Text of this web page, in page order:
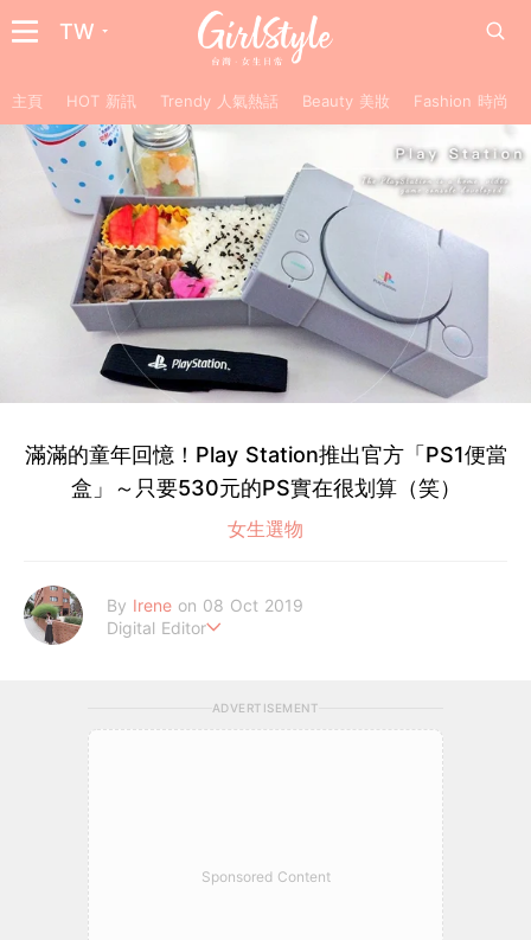
TW
主頁 HOT 新訊 Trendy 人氣熱話 Beauty 美妝 Fashion 時尚
滿滿的童年回憶！Play Station推出官方「PS1便當
盒」～只要530元的PS實在很划算（笑）
女生選物
By Irene on 08 Oct 2019
Digital Editor
ADVERTISEMENT
Sponsored Content